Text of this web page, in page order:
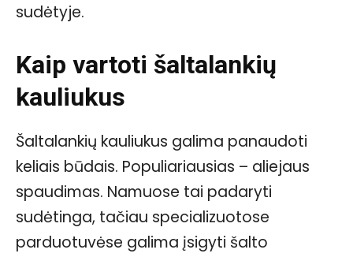
sudėtyje.
Kaip vartoti šaltalankių
kauliukus
Šaltalankių kauliukus galima panaudoti
keliais būdais. Populiariausias – aliejaus
spaudimas. Namuose tai padaryti
sudėtinga, tačiau specializuotose
parduotuvėse galima įsigyti šalto